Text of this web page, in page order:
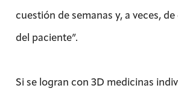
cuestión de semanas y, a veces,
del paciente”.
Si se logran con 3D medicinas